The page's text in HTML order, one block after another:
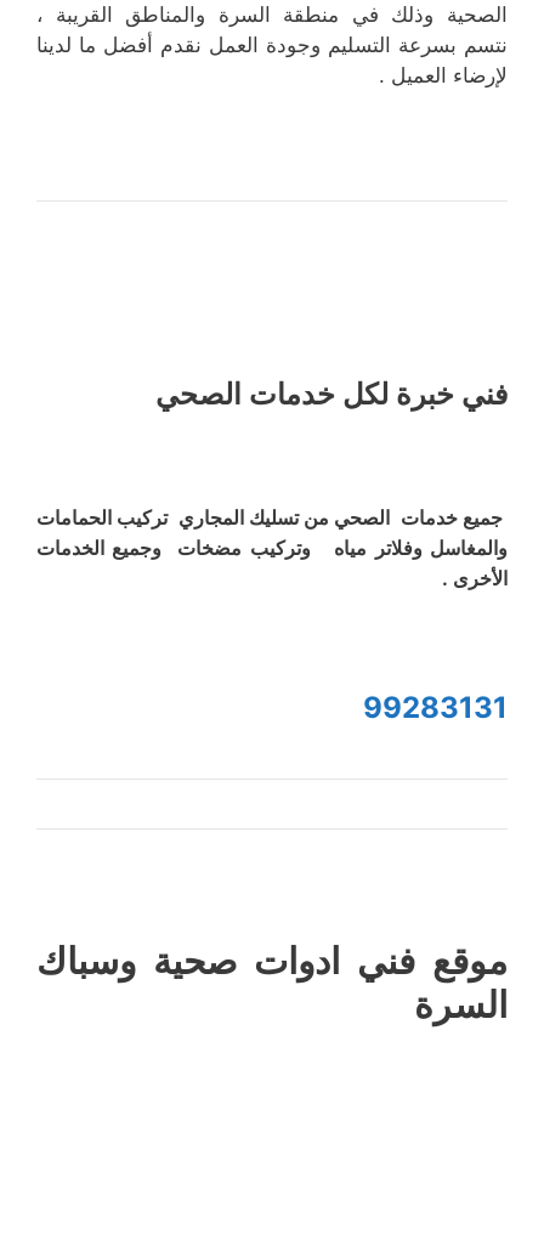
الصحية وذلك في منطقة السرة والمناطق القريبة ،
نتسم بسرعة التسليم وجودة العمل نقدم أفضل ما لدينا
لإرضاء العميل .
فني خبرة لكل خدمات الصحي
جميع خدمات الصحي من تسليك المجاري تركيب الحمامات
والمغاسل وفلاتر مياه وتركيب مضخات وجميع الخدمات
الأخرى .
99283131
موقع فني ادوات صحية وسباك
السرة